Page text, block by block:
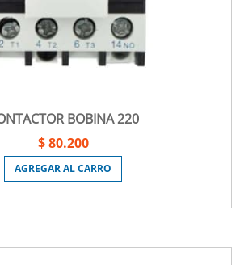
BOBINA 220
$ 80.200
AGREGAR AL CARRO